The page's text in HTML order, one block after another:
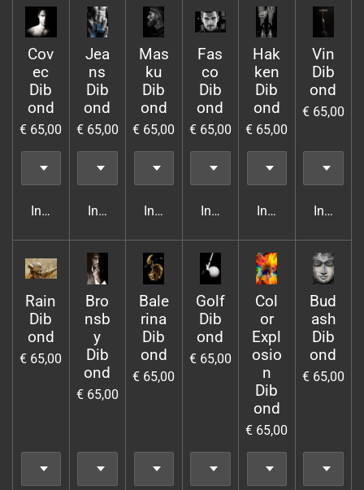
Cov
ec
Dib
ond
€ 65,00
In winkelwagen
Jea
ns
Dib
ond
€ 65,00
In winkelwagen
Mas
ku
Dib
ond
€ 65,00
In winkelwagen
Fas
co
Dib
ond
€ 65,00
In winkelwagen
Hak
ken
Dib
ond
€ 65,00
In winkelwagen
Vin
Dib
ond
€ 65,00
In
Rain
Dib
ond
€ 65,00
Bro
nsb
y
Dib
ond
€ 65,00
Bale
rina
Dib
ond
€ 65,00
Golf
Dib
ond
€ 65,00
Col
or
Expl
osio
n
Dib
ond
€ 65,00
Bud
ash
Dib
ond
€ 65,00